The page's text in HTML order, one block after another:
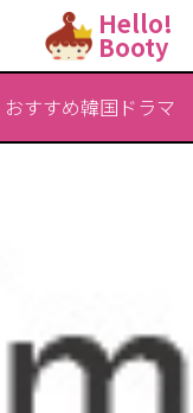
おすすめ韓国ドラマ
Hello!
Booty